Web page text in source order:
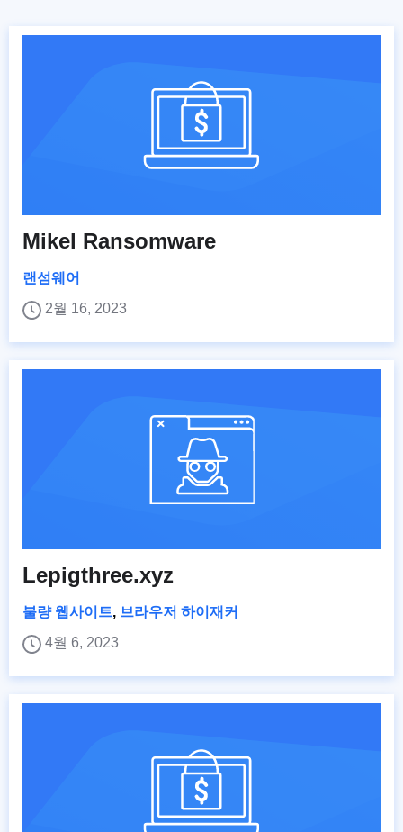
Mikel Ransomware
랜섬웨어
2월 16, 2023
Lepigthree.xyz
불량 웹사이트, 브라우저 하이재커
4월 6, 2023